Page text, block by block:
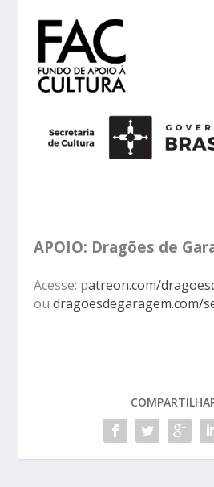
APOIO: Dragões de
Acesse: patreon.com/
oudragoesdegaragem.com/